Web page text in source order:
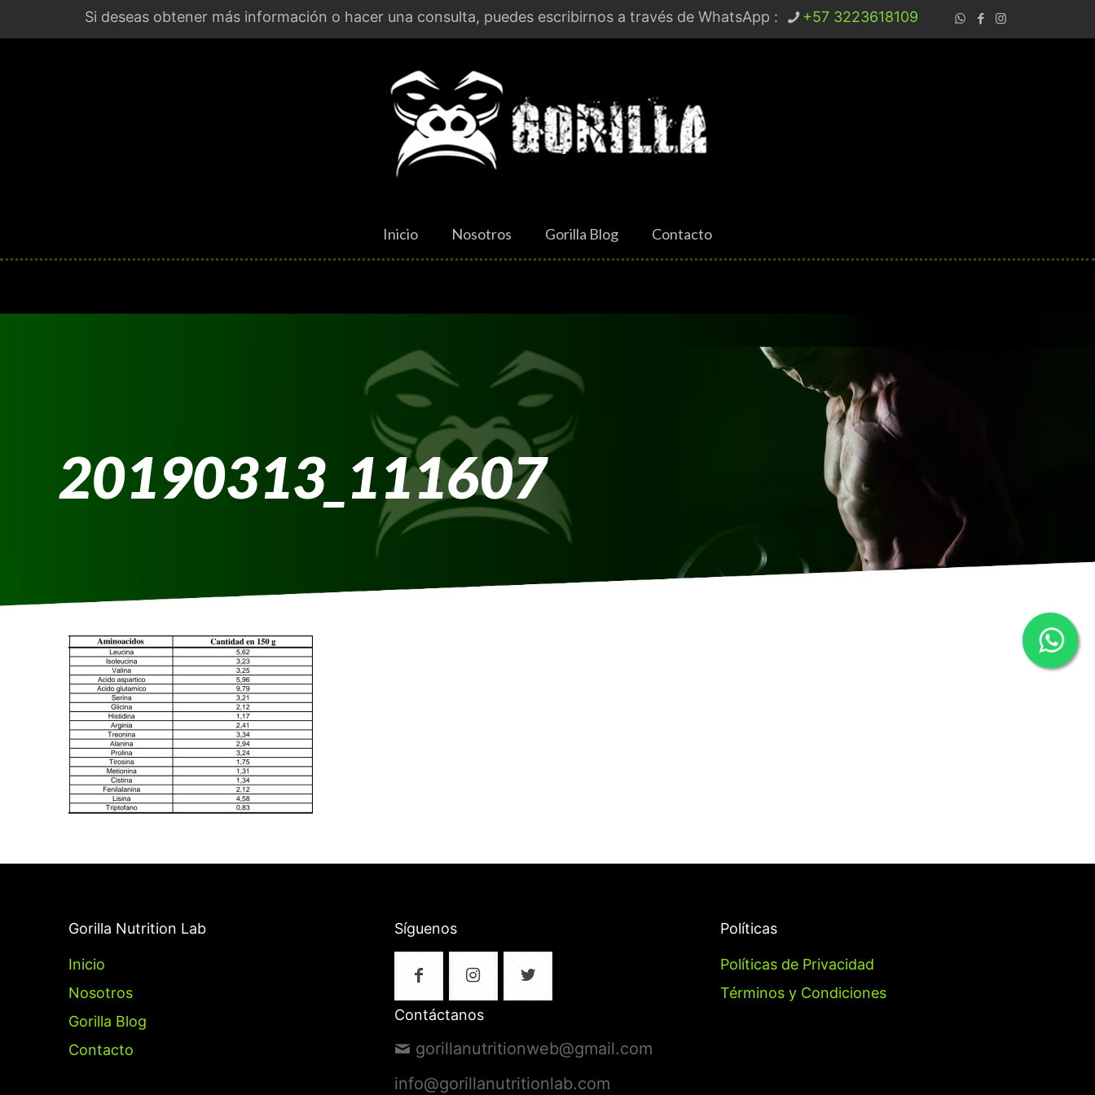
Si deseas obtener más información o hacer una consulta, puedes escribirnos a través de WhatsApp : +57 3223618109
Inicio Nosotros Gorilla Blog Contacto
20190313_111607
Gorilla Nutrition Lab
Inicio
Nosotros
Gorilla Blog
Contacto
Síguenos
Contáctanos
gorillanutritionweb@gmail.com
info@gorillanutritionlab.com
Políticas
Políticas de Privacidad
Términos y Condiciones